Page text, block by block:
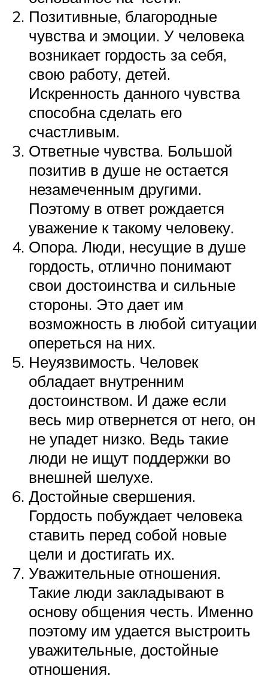
Позитивные, благородные
чувства и эмоции. У человека
возникает гордость за себя,
свою работу, детей.
Искренность данного чувства
способна сделать его
счастливым.
Ответные чувства. Большой
позитив в душе не остается
незамеченным другими.
Поэтому в ответ рождается
уважение к такому человеку.
Опора. Люди, несущие в душе
гордость, отлично понимают
свои достоинства и сильные
стороны. Это дает им
возможность в любой ситуации
опереться на них.
Неуязвимость. Человек
обладает внутренним
достоинством. И даже если
весь мир отвернется от него, он
не упадет низко. Ведь такие
люди не ищут поддержки во
внешней шелухе.
Достойные свершения.
Гордость побуждает человека
ставить перед собой новые
цели и достигать их.
Уважительные отношения.
Такие люди закладывают в
основу общения честь. Именно
поэтому им удается выстроить
уважительные, достойные
отношения.